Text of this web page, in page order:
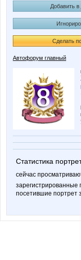
Добавить в
Сделать
Автофорум главный
Статистика
сейчас
зарегистрированные
посетившие портрет